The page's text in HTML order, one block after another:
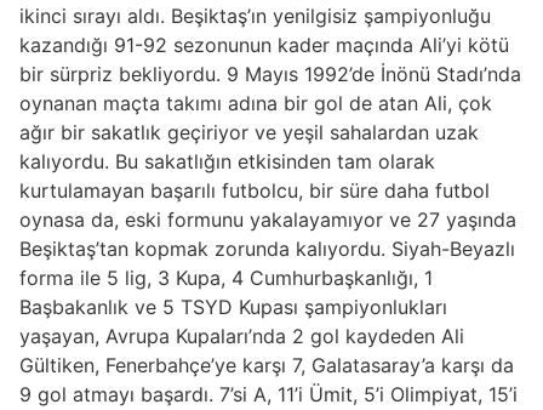
ikinci sırayı aldı. Beşiktaş’ın yenilgisiz şampiyonluğu
kazandığı 91-92 sezonunun kader maçında Ali’yi kötü
bir sürpriz bekliyordu. 9 Mayıs 1992’de İnönü Stadı’nda
oynanan maçta takımı adına bir gol de atan Ali, çok
ağır bir sakatlık geçiriyor ve yeşil sahalardan uzak
kalıyordu. Bu sakatlığın etkisinden tam olarak
kurtulamayan başarılı futbolcu, bir süre daha futbol
oynasa da, eski formunu yakalayamıyor ve 27 yaşında
Beşiktaş’tan kopmak zorunda kalıyordu. Siyah-Beyazlı
forma ile 5 lig, 3 Kupa, 4 Cumhurbaşkanlığı, 1
Başbakanlık ve 5 TSYD Kupası şampiyonlukları
yaşayan, Avrupa Kupaları’nda 2 gol kaydeden Ali
Gültiken, Fenerbahçe’ye karşı 7, Galatasaray’a karşı da
9 gol atmayı başardı. 7’si A, 11’i Ümit, 5’i Olimpiyat, 15’i